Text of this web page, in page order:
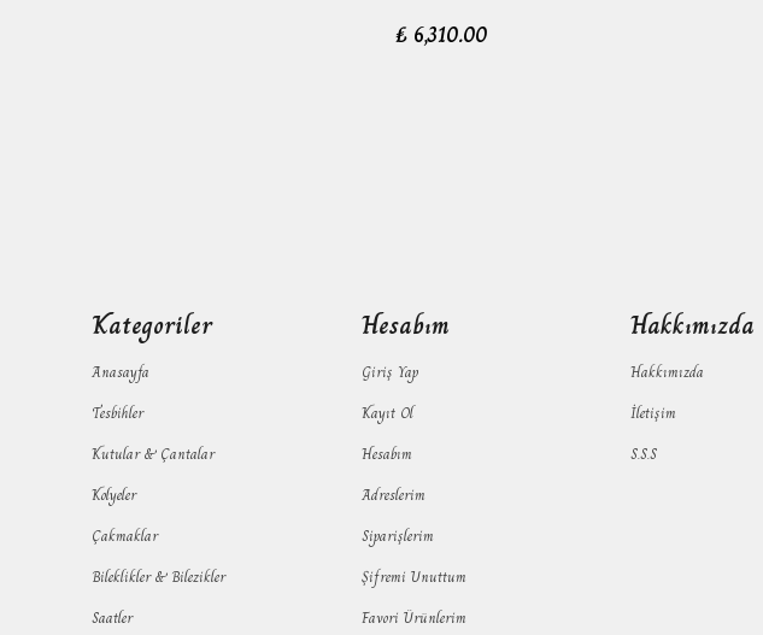
₺ 6,310.00
Kategoriler
Anasayfa
Tesbihler
Kutular & Çantalar
Kolyeler
Çakmaklar
Bileklikler & Bilezikler
Saatler
Hesabım
Giriş Yap
Kayıt Ol
Hesabım
Adreslerim
Siparişlerim
Şifremi Unuttum
Favori Ürünlerim
Hakkımızda
Hakkımızda
İletişim
S.S.S